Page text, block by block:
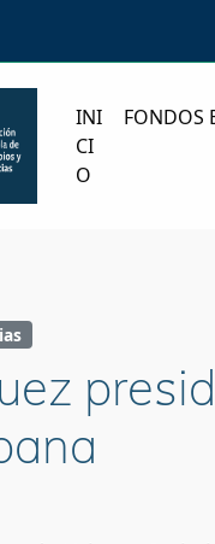
INI
CI
O
FONDOS